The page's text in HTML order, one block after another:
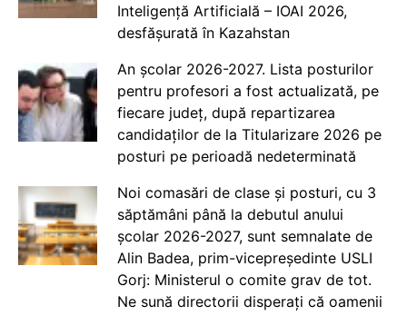
Inteligență Artificială – IOAI 2026,
desfășurată în Kazahstan
An școlar 2026-2027. Lista posturilor
pentru profesori a fost actualizată, pe
fiecare județ, după repartizarea
candidaților de la Titularizare 2026 pe
posturi pe perioadă nedeterminată
Noi comasări de clase și posturi, cu 3
săptămâni până la debutul anului
școlar 2026-2027, sunt semnalate de
Alin Badea, prim-vicepreședinte USLI
Gorj: Ministerul o comite grav de tot.
Ne sună directorii disperați că oamenii